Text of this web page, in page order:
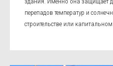
перепадов температур и
строительстве или